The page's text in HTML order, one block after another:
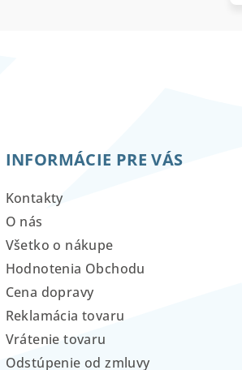
INFORMÁCIE PRE VÁS
Kontakty
O nás
Všetko o nákupe
Hodnotenia Obchodu
Cena dopravy
Reklamácia tovaru
Vrátenie tovaru
Odstúpenie od zmluvy